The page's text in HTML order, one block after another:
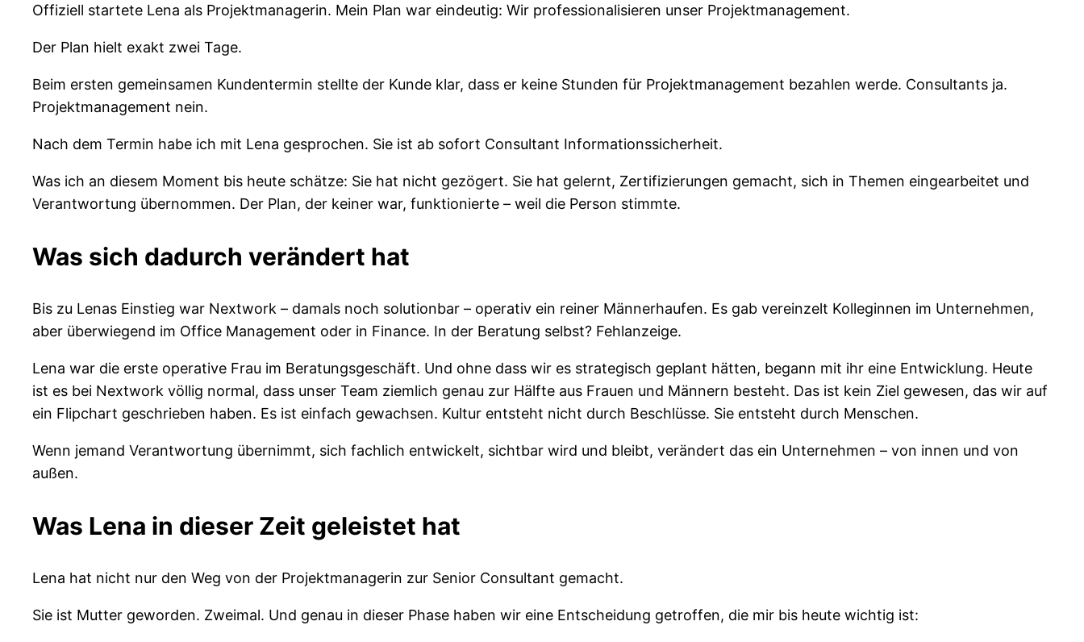
Offiziell startete Lena als Projektmanagerin. Mein Plan war eindeutig: Wir professionalisieren unser Projektmanagement.
Der Plan hielt exakt zwei Tage.
Beim ersten gemeinsamen Kundentermin stellte der Kunde klar, dass er keine Stunden für Projektmanagement bezahlen werde. Consultants ja.
Projektmanagement nein.
Nach dem Termin habe ich mit Lena gesprochen. Sie ist ab sofort Consultant Informationssicherheit.
Was ich an diesem Moment bis heute schätze: Sie hat nicht gezögert. Sie hat gelernt, Zertifizierungen gemacht, sich in Themen eingearbeitet und
Verantwortung übernommen. Der Plan, der keiner war, funktionierte – weil die Person stimmte.
Was sich dadurch verändert hat
Bis zu Lenas Einstieg war Nextwork – damals noch solutionbar – operativ ein reiner Männerhaufen. Es gab vereinzelt Kolleginnen im Unternehmen,
aber überwiegend im Office Management oder in Finance. In der Beratung selbst? Fehlanzeige.
Lena war die erste operative Frau im Beratungsgeschäft. Und ohne dass wir es strategisch geplant hätten, begann mit ihr eine Entwicklung. Heute
ist es bei Nextwork völlig normal, dass unser Team ziemlich genau zur Hälfte aus Frauen und Männern besteht. Das ist kein Ziel gewesen, das wir auf
ein Flipchart geschrieben haben. Es ist einfach gewachsen. Kultur entsteht nicht durch Beschlüsse. Sie entsteht durch Menschen.
Wenn jemand Verantwortung übernimmt, sich fachlich entwickelt, sichtbar wird und bleibt, verändert das ein Unternehmen – von innen und von
außen.
Was Lena in dieser Zeit geleistet hat
Lena hat nicht nur den Weg von der Projektmanagerin zur Senior Consultant gemacht.
Sie ist Mutter geworden. Zweimal. Und genau in dieser Phase haben wir eine Entscheidung getroffen, die mir bis heute wichtig ist: